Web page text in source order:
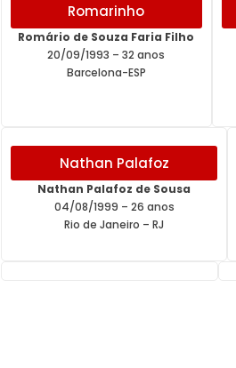
Romarinho
Romário de Souza Faria Filho
20/09/1993 – 32 anos
Barcelona-ESP
Nathan Palafoz
Nathan Palafoz de Sousa
04/08/1999 – 26 anos
Rio de Janeiro – RJ